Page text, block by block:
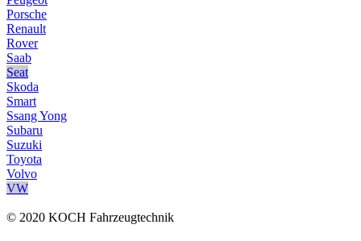
Porsche
Renault
Rover
Saab
Seat
Skoda
Smart
Ssang Yong
Subaru
Suzuki
Toyota
Volvo
VW
© 2020 KOCH Fahrzeugtechnik